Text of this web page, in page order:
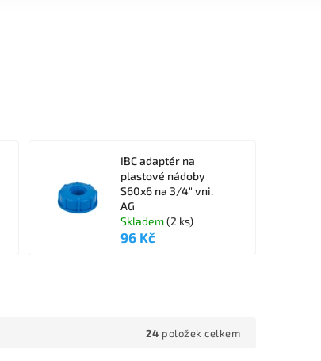
IBC adaptér na
plastové nádoby
S60x6 na 3/4" vni.
AG
Skladem(2 ks)
96 Kč
24 položek celkem